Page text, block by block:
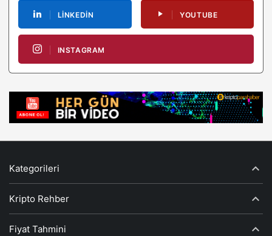
LINKEDIN YOUTUBE
INSTAGRAM
Kategorileri
Kripto Rehber
Fiyat Tahmini